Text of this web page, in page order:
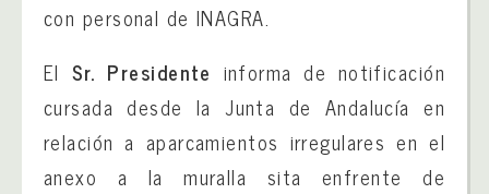
con personal de INAGRA.
El Sr. Presidente informa de notificación
cursada desde la Junta de Andalucía en
relación a aparcamientos irregulares en el
anexo a la muralla sita enfrente de